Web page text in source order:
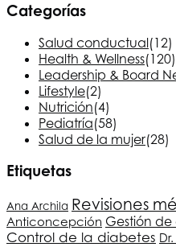
Categorías
Salud conductual(12)
Health & Wellness(120)
Leadership & Board
Lifestyle(2)
Nutrición(4)
Pediatría(58)
Salud de la mujer(28)
Etiquetas
Ana Archila Revisiones
Anticoncepción Gestión de
Control de la diabetes